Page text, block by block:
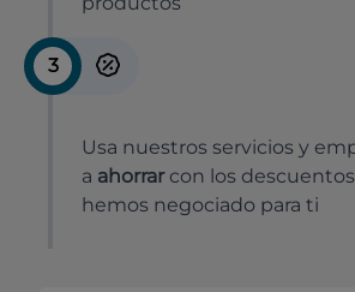
3
Usa nuestros servicios y
a ahorrar con los
hemos negociado para ti